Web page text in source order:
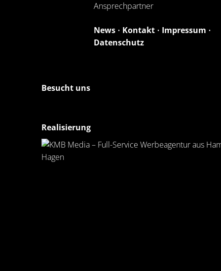
Ansprechpartner
News • Kontakt • Impressum •
Datenschutz
Besucht uns
Realisierung